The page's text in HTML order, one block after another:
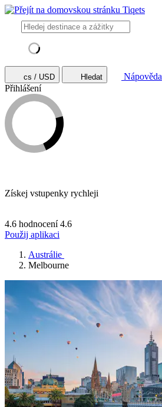
cs / USD Hledat
Nápověda
Přihlášení
Získej vstupenky rychleji
4.6 hodnocení 4.6
Použij aplikaci
Austrálie
Melbourne